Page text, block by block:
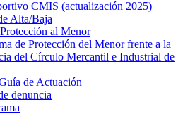
CMIS (actualización 2025)
Alta/Baja
al Menor
de Protección del Menor frente a la
del Círculo Mercantil e Industrial de
de Actuación
denuncia